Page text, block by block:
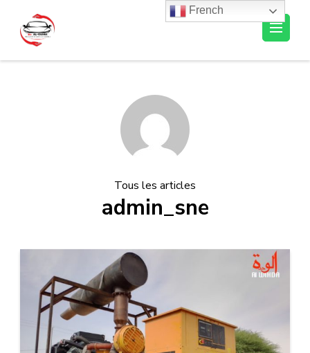
Tous les articles
admin_sne
French